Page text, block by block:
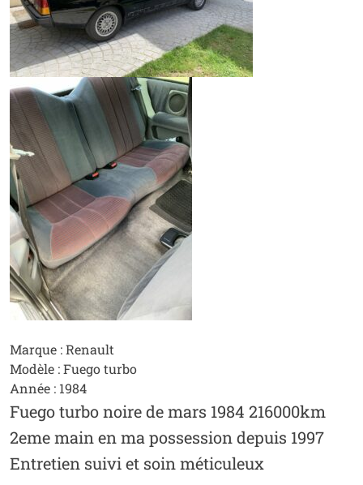
Marque : Renault
Modèle : Fuego turbo
Année : 1984
Fuego turbo noire de mars 1984 216000km
2eme main en ma possession depuis 1997
Entretien suivi et soin méticuleux